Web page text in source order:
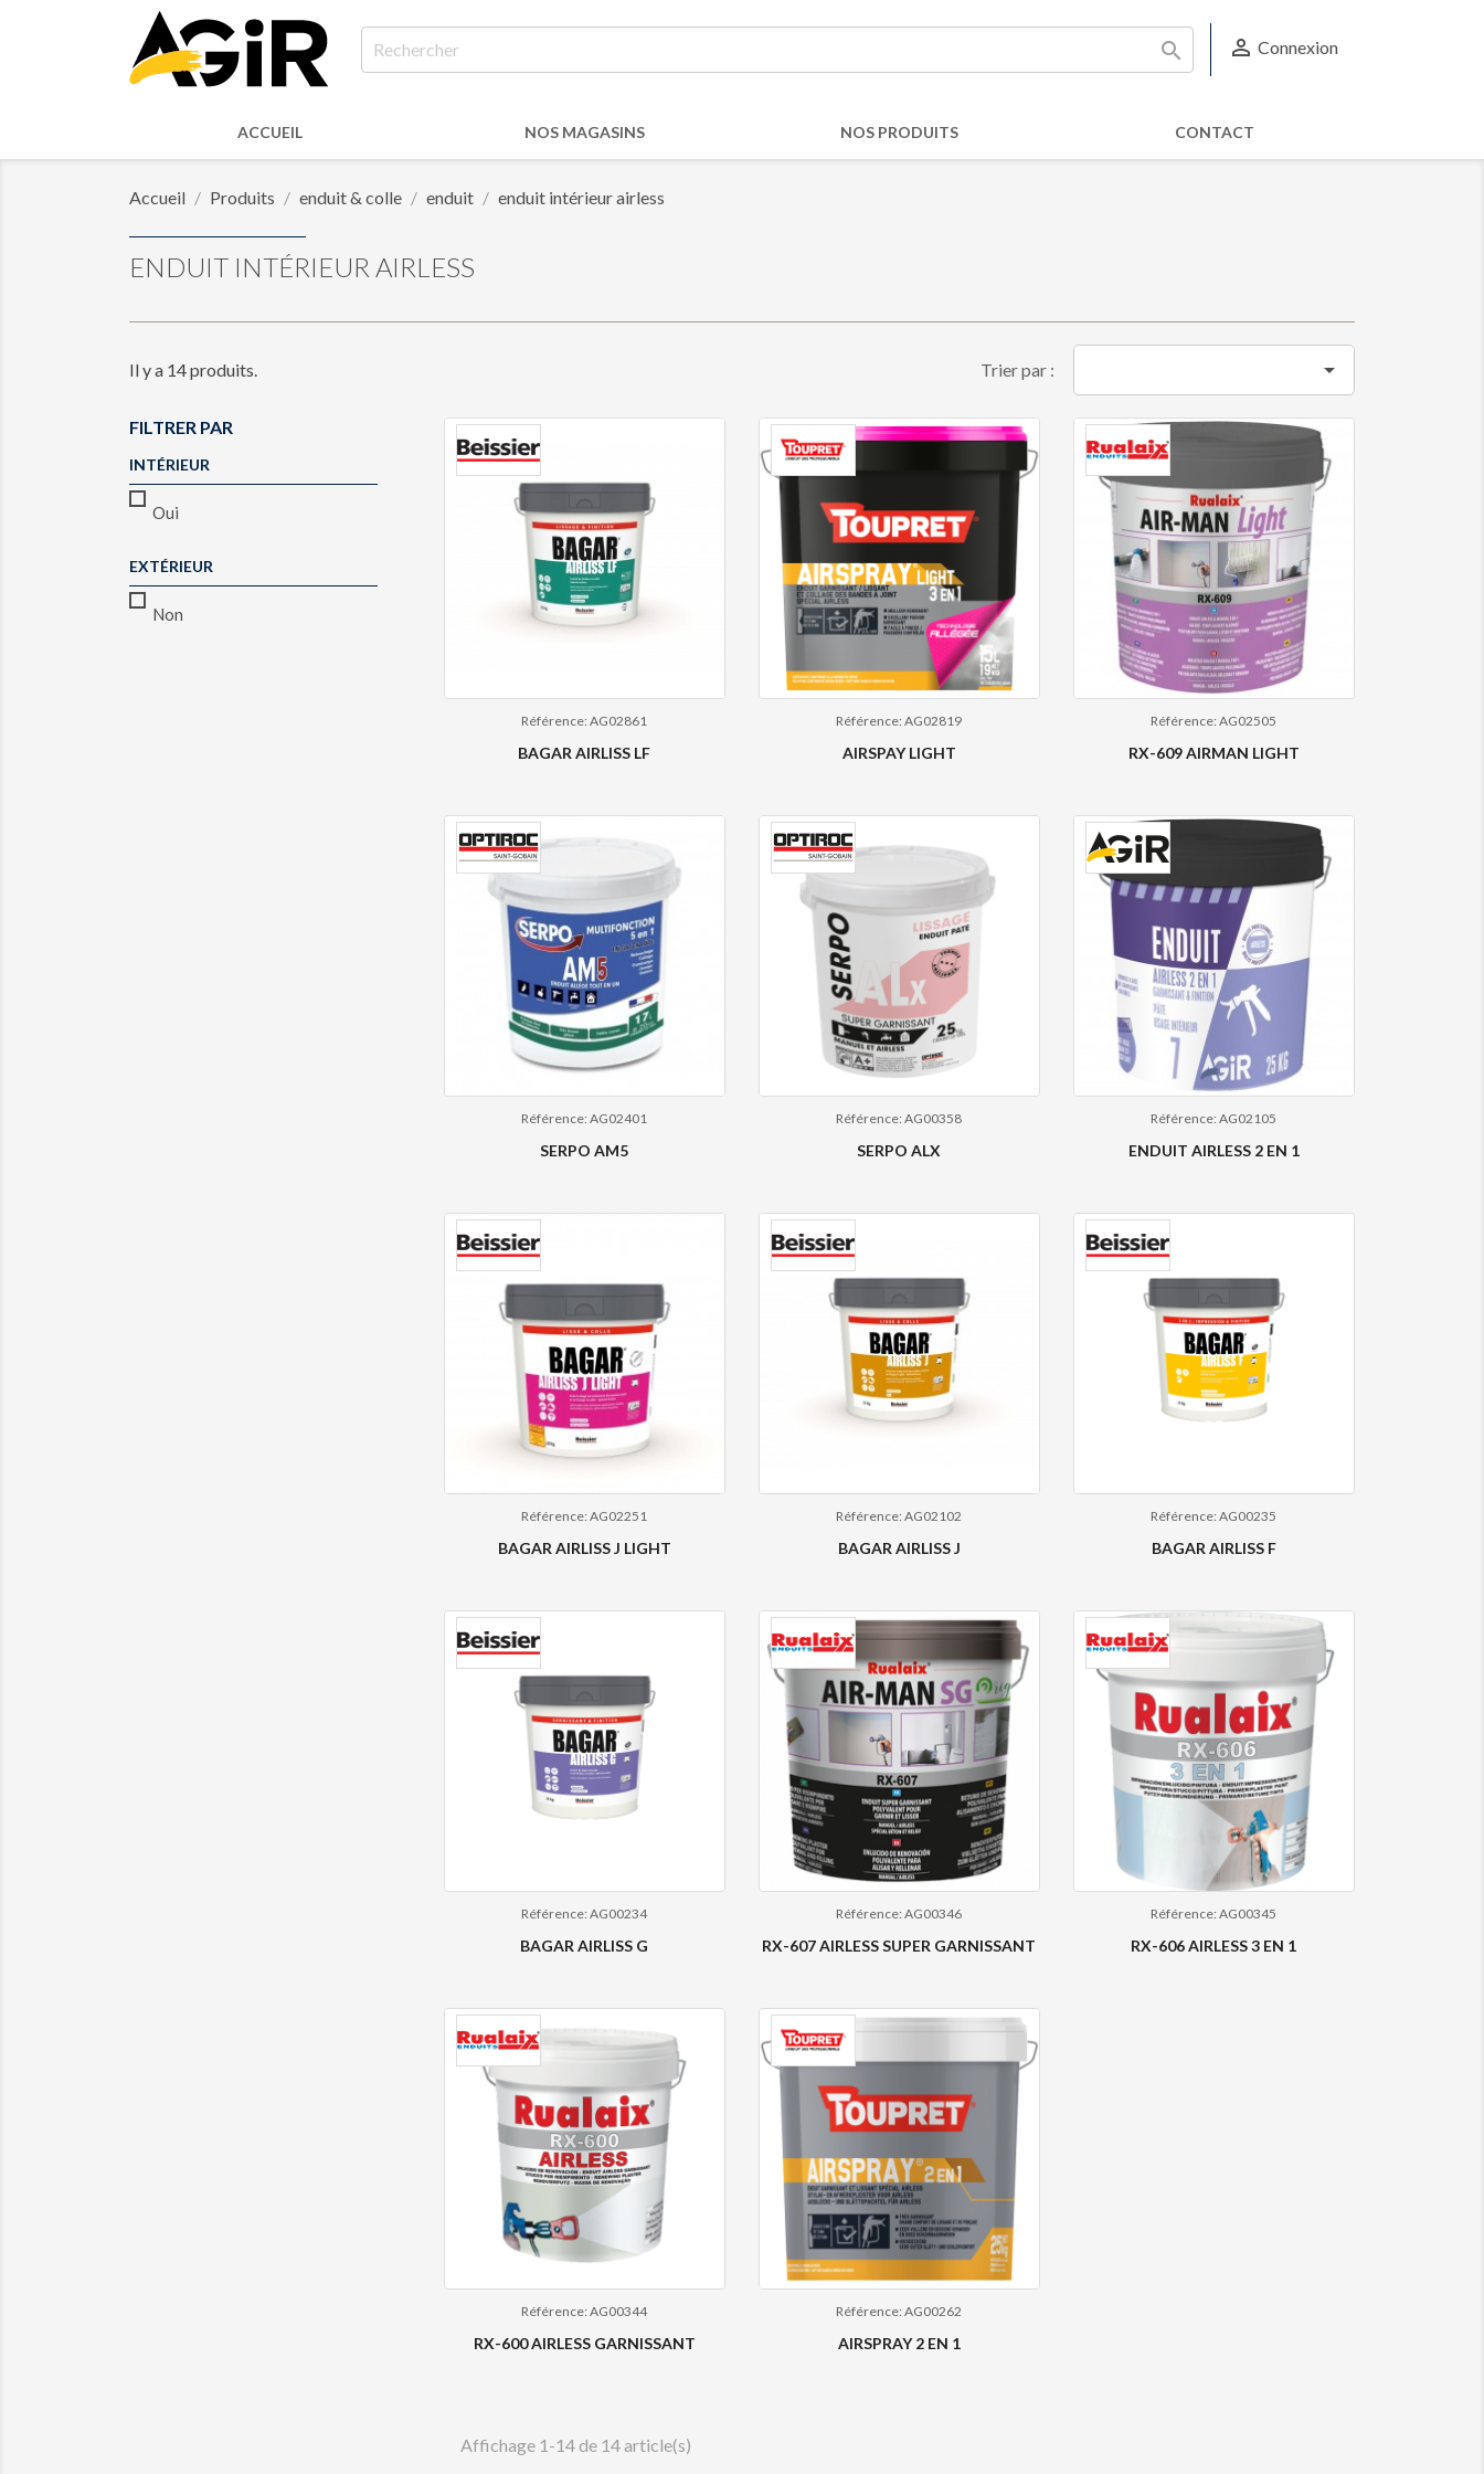
  Connexion
ACCUEIL NOS MAGASINS NOS PRODUITS CONTACT
Accueil Produits enduit & colle enduit enduit intérieur airless
ENDUIT INTÉRIEUR AIRLESS
Il y a 14 produits. Trier par : 
FILTRER PAR
INTÉRIEUR
Oui
EXTÉRIEUR
Non
Référence: AG02861
BAGAR AIRLISS LF
Référence: AG02819
AIRSPAY LIGHT
Référence: AG02505
RX-609 AIRMAN LIGHT
Référence: AG02401
SERPO AM5
Référence: AG00358
SERPO ALX
Référence: AG02105
ENDUIT AIRLESS 2 EN 1
Référence: AG02251
BAGAR AIRLISS J LIGHT
Référence: AG02102
BAGAR AIRLISS J
Référence: AG00235
BAGAR AIRLISS F
Référence: AG00234
BAGAR AIRLISS G
Référence: AG00346
RX-607 AIRLESS SUPER GARNISSANT
Référence: AG00345
RX-606 AIRLESS 3 EN 1
Référence: AG00344
RX-600 AIRLESS GARNISSANT
Référence: AG00262
AIRSPRAY 2 EN 1
Affichage 1-14 de 14 article(s)